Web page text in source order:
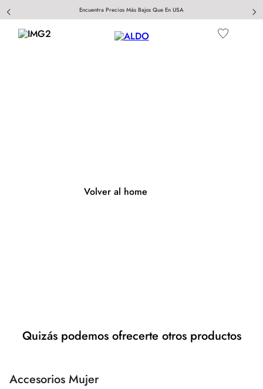
Encuentra Precios Más Bajos Que En USA
Volver al home
Quizás podemos ofrecerte otros productos
Accesorios Mujer